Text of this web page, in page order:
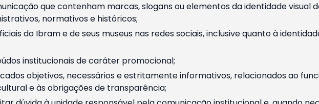
que contenham marcas, slogans ou elementos da identidade visual
normativos e históricos;
do Ibram e de seus museus nas redes sociais, inclusive quanto à
institucionais de caráter promocional;
objetivos, necessários e estritamente informativos, relacionados ao
e às obrigações de transparência;